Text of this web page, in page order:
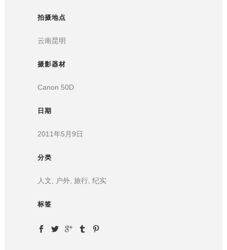
拍摄地点
云南昆明
摄影器材
Canon 50D
日期
2011年5月9日
分类
人文, 户外, 旅行, 纪实
标签